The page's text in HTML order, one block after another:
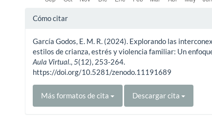
Detalles
artículo
Cómo citar
García Godos, E. M. R. (2024). Explorando las
estilos de crianza, estrés y violencia familiar: Un
Aula Virtual. 5(12), 253-264.
https://doi.org/10.5281/zenodo.11191689
Más formatos de cita Descargar cita